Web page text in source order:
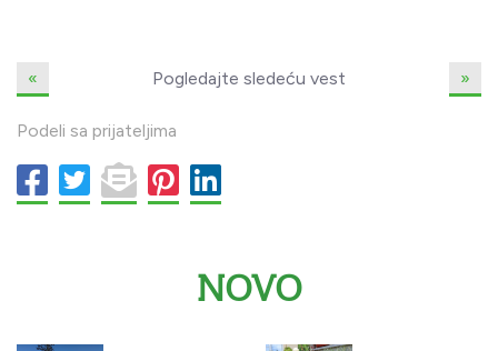
« Pogledajte sledeću vest »
Podeli sa prijateljima
NOVO